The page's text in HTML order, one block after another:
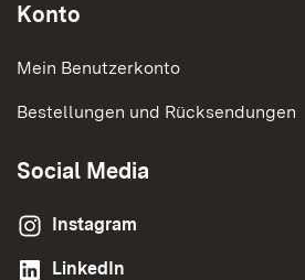
Konto
Mein Benutzerkonto
Bestellungen und Rücksendungen
Social Media
Instagram
LinkedIn